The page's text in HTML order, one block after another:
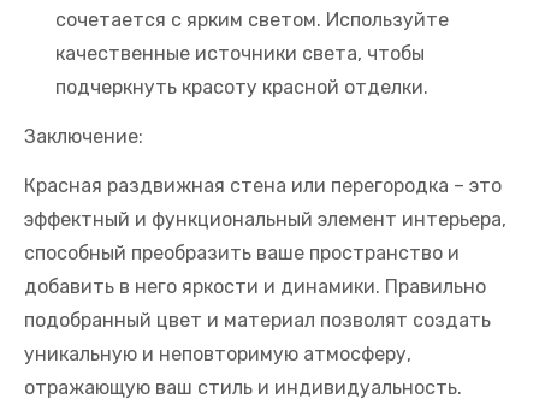
сочетается с ярким светом. Используйте
качественные источники света, чтобы
подчеркнуть красоту красной отделки.
Заключение:
Красная раздвижная стена или перегородка – это
эффектный и функциональный элемент интерьера,
способный преобразить ваше пространство и
добавить в него яркости и динамики. Правильно
подобранный цвет и материал позволят создать
уникальную и неповторимую атмосферу,
отражающую ваш стиль и индивидуальность.